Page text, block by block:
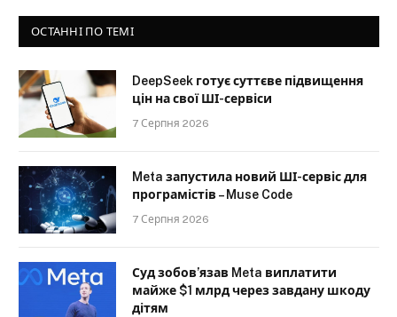
ОСТАННІ ПО ТЕМІ
DeepSeek готує суттєве підвищення
цін на свої ШІ-сервіси
7 Серпня 2026
Meta запустила новий ШІ-сервіс для
програмістів – Muse Code
7 Серпня 2026
Суд зобов’язав Meta виплатити
майже $1 млрд через завдану шкоду
дітям